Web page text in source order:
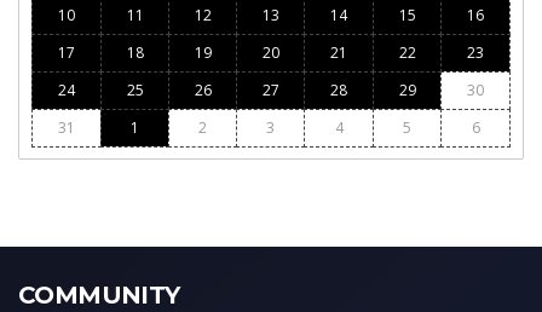
10 11 12 13 14 15
16
17
18 19 20 21 22
23
24
25 26 27 28 29
30
31
1 2 3 4 5 6
COMMUNITY